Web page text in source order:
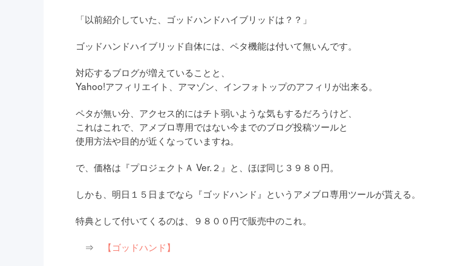
「以前紹介していた、ゴッドハンドハイブリッドは？？」
ゴッドハンドハイブリッド自体には、ペタ機能は付いて無いんです。
対応するブログが増えていることと、
Yahoo!アフィリエイト、アマゾン、インフォトップのアフィリが出来る。
ペタが無い分、アクセス的にはチト弱いような気もするだろうけど、
これはこれで、アメブロ専用ではない今までのブログ投稿ツールと
使用方法や目的が近くなっていますね。
で、価格は『プロジェクトＡ Ver.２』と、ほぼ同じ３９８０円。
しかも、明日１５日までなら『ゴッドハンド』というアメブロ専用ツールが貰える。
特典として付いてくるのは、９８００円で販売中のこれ。
⇒
【ゴッドハンド】